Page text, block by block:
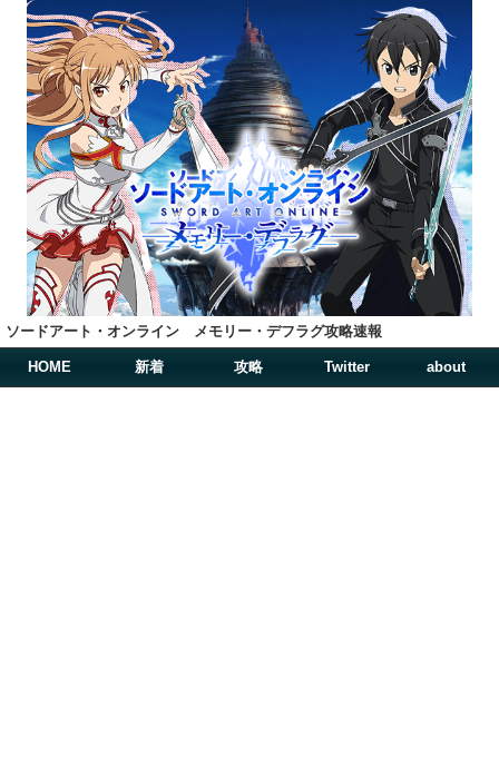
ソードアート・オンライン メモリー・デフラグ攻略速報
HOME 新着 攻略 Twitter about